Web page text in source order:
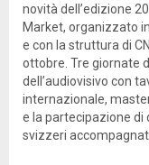
novità dell’edizione
Market, organizzato
e con la struttura di
ottobre. Tre giornate
dell’audiovisivo con
internazionale,
e la partecipazione di
svizzeri